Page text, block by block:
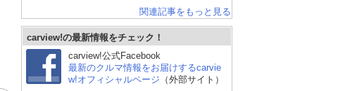
関連記事をもっと見る
carview!の最新情報をチェック！
carview!公式Facebook
最新のクルマ情報をお届けするcarvie
w!オフィシャルページ （外部サイト）